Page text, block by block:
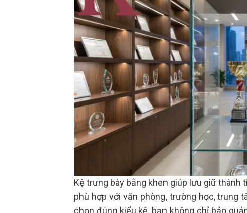
Kệ trưng bày bằng khen giúp lưu giữ thành
phù hợp với văn phòng, trường học, trung